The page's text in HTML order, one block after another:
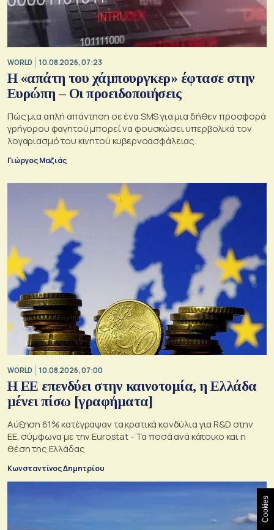
WORLD 10.08.2026, 07:23
Η «απάτη του χάμπουργκερ» έφτασε στην
Ευρώπη – Οι προειδοποιήσεις
Πώς μια απλή απάντηση σε ένα SMS για μια δήθεν προσφορά
γρήγορου φαγητού μπορεί να φουσκώσει υπερβολικά τον
λογαριασμό του κινητού κυβερνοασφάλειας.
Γιώργος Μαζιάς
WORLD 10.08.2026, 07:00
Η ΕΕ επενδύει στην καινοτομία, η Ελλάδα
μένει πίσω [γραφήματα]
Αύξηση 61% κατέγραψαν τα κρατικά κονδύλια για R&D στην
ΕΕ, σύμφωνα με την Eurostat - Τα ποσά ανά κάτοικο και η
θέση της Ελλάδας
Κωνσταντίνος Δημητρίου
Cookies